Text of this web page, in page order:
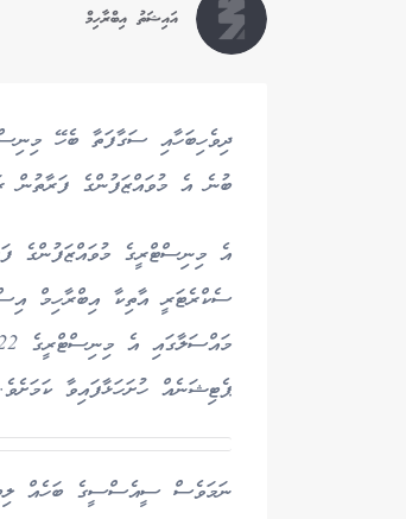
އައިޝަތު އިބްރާހިމް
ދިވެހިބަހާއި ސަގާފަތާ ބެހޭ
ބުނެ އެ މުވައްޒަފުންގެ ފަރާތުން
އެ މިނިސްޓްރީގެ މުވައްޒަފުންގެ
ސެކްރެޓަރީ އާތިކާ އިބްރާހިމް
ޕެޓިޝަނެއް ހުށަހަޅާފައިވާ ކަމަށެވެ.
ނަމަވެސް ސީއެސްސީގެ ބަހެއް